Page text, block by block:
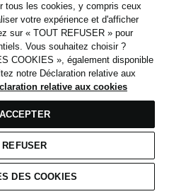
tous les cookies, y compris ceux
votre expérience et d'afficher
sur « TOUT REFUSER » pour
Vous souhaitez choisir ?
COOKIES », également disponible
notre Déclaration relative aux
relative aux cookies
REFUSER
DES COOKIES